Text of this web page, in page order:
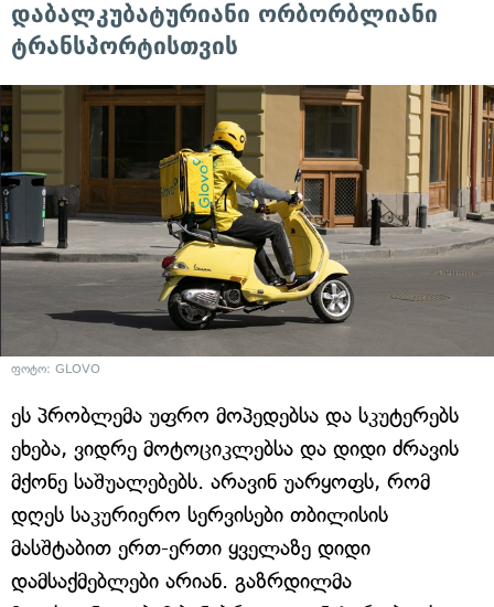
დაბალკუბატურიანი ორბორბლიანი
ტრანსპორტისთვის
ფოტო: GLOVO
ეს პრობლემა უფრო მოპედებსა და სკუტერებს
ეხება, ვიდრე მოტოციკლებსა და დიდი ძრავის
მქონე საშუალებებს. არავინ უარყოფს, რომ
დღეს საკურიერო სერვისები თბილისის
მასშტაბით ერთ-ერთი ყველაზე დიდი
დამსაქმებლები არიან. გაზრდილმა